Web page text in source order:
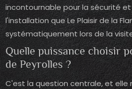
incontournable pour la sécurité
l'installation que Le Plaisir de la
systématiquement lors de la
Quelle puissance choisir
de Peyrolles ?
C'est la question centrale, et elle